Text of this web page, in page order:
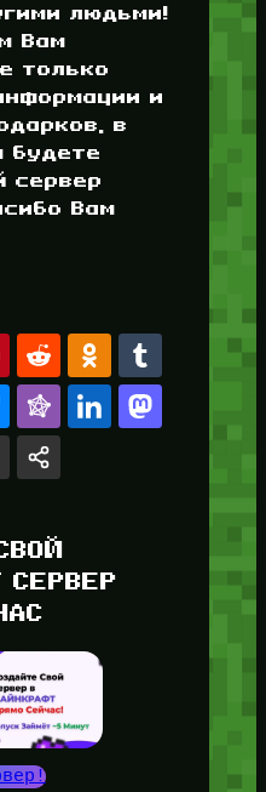
людьми!
Вам
только
и
в
будете
сервер
Вам
СЕРВЕР